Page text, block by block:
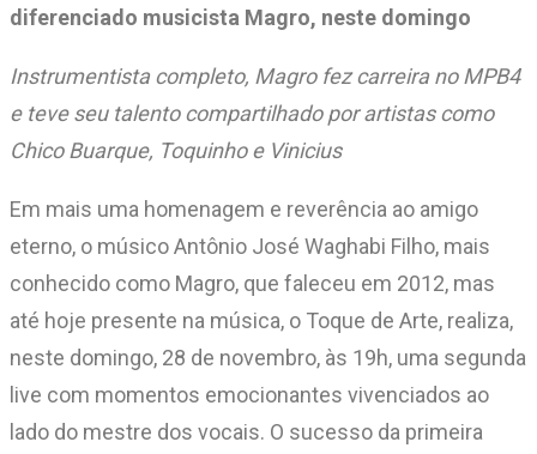
diferenciado musicista Magro, neste domingo
Instrumentista completo, Magro fez carreira no MPB4
e teve seu talento compartilhado por artistas como
Chico Buarque, Toquinho e Vinicius
Em mais uma homenagem e reverência ao amigo
eterno, o músico Antônio José Waghabi Filho, mais
conhecido como Magro, que faleceu em 2012, mas
até hoje presente na música, o Toque de Arte, realiza,
neste domingo, 28 de novembro, às 19h, uma segunda
live com momentos emocionantes vivenciados ao
lado do mestre dos vocais. O sucesso da primeira